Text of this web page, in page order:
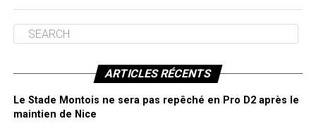
ARTICLES RÉCENTS
Le Stade Montois ne sera pas repêché en Pro D2 après le
maintien de Nice